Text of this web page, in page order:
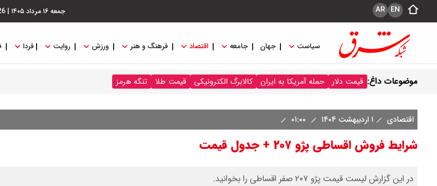
جمعه ۱۶ مرداد ۱۴۰۵ | EN
AR
سیاست جهان جامعه اقتصاد فرهنگ و هنر ورزش روایت فردا
موضوعات داغ: قیمت دلار حمله آمریکا به ایران کالابرگ الکترونیکی قیمت طلا تنگه هرمز
اقتصادی ۱ اردیبهشت ۱۴۰۴
شرایط فروش اقساطی پژو ۲۰۷ + جدول قیمت
در این گزارش لیست قیمت پژو ۲۰۷ صفر اقساطی را بخوانید.